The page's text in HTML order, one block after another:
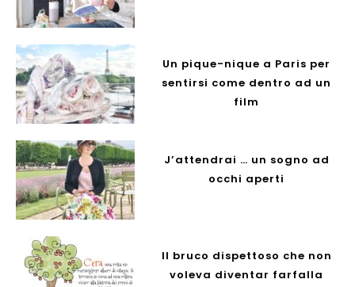
Un pique-nique a Paris per
sentirsi come dentro ad un
film
J’attendrai … un sogno ad
occhi aperti
Il bruco dispettoso che non
voleva diventar farfalla